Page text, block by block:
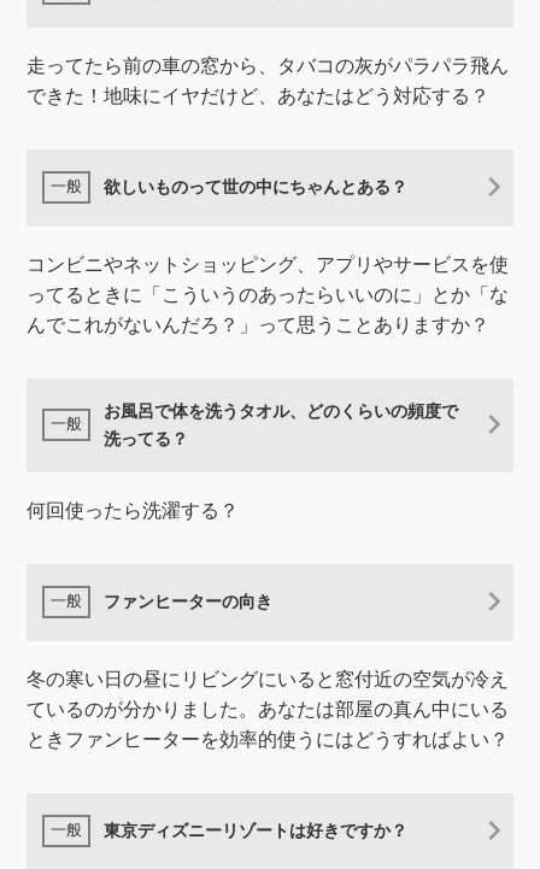
走ってたら前の車の窓から、タバコの灰がパラパラ飛ん
できた！地味にイヤだけど、あなたはどう対応する？
欲しいものって世の中にちゃんとある？
コンビニやネットショッピング、アプリやサービスを使
ってるときに「こういうのあったらいいのに」とか「な
んでこれがないんだろ？」って思うことありますか？
お風呂で体を洗うタオル、どのくらいの頻度で
洗ってる？
何回使ったら洗濯する？
ファンヒーターの向き
冬の寒い日の昼にリビングにいると窓付近の空気が冷え
ているのが分かりました。あなたは部屋の真ん中にいる
ときファンヒーターを効率的使うにはどうすればよい？
東京ディズニーリゾートは好きですか？